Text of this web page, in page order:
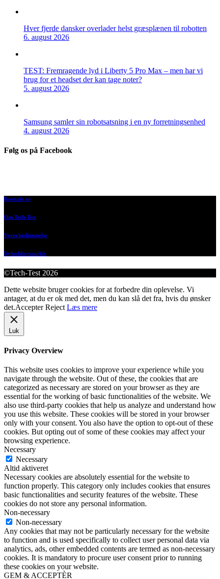
Hver fjerde dansker overlader helst græsplænen til robotten
6. august 2026
TEST: Fremragende lyd i Liberty 5 Pro Max – men har vi
brug for et headset der kan tage noter?
5. august 2026
Samsung samler sin robotsatsning i en ny forretningsenhed
4. august 2026
Følg os på Facebook
Kontakt os
Om Tech-Test
Vores bedømmelse
Nyhedsbrevsarkiv
©Tech-Test 2026
Dette website bruger cookies for at forbedre din oplevelse. Vi
antager, at du er ok med det, men du kan slå det fra, hvis du ønsker
det.Accepter Reject Læs mere
Luk
Privacy Overview
This website uses cookies to improve your experience while you
navigate through the website. Out of these, the cookies that are
categorized as necessary are stored on your browser as they are
essential for the working of basic functionalities of the website. We
also use third-party cookies that help us analyze and understand how
you use this website. These cookies will be stored in your browser
only with your consent. You also have the option to opt-out of these
cookies. But opting out of some of these cookies may affect your
browsing experience.
Necessary
Necessary
Altid aktiveret
Necessary cookies are absolutely essential for the website to
function properly. This category only includes cookies that ensures
basic functionalities and security features of the website. These
cookies do not store any personal information.
Non-necessary
Non-necessary
Any cookies that may not be particularly necessary for the website
to function and is used specifically to collect user personal data via
analytics, ads, other embedded contents are termed as non-necessary
cookies. It is mandatory to procure user consent prior to running
these cookies on your website.
GEM & ACCEPTÈR